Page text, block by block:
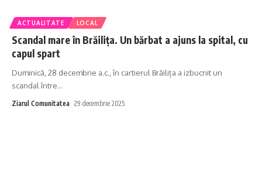
ACTUALITATE LOCAL
Scandal mare în Brăilița. Un bărbat a ajuns la spital, cu
capul spart
Duminică, 28 decembrie a.c., în cartierul Brăilița a izbucnit un
scandal între…
Ziarul Comunitatea 29 decembrie 2025